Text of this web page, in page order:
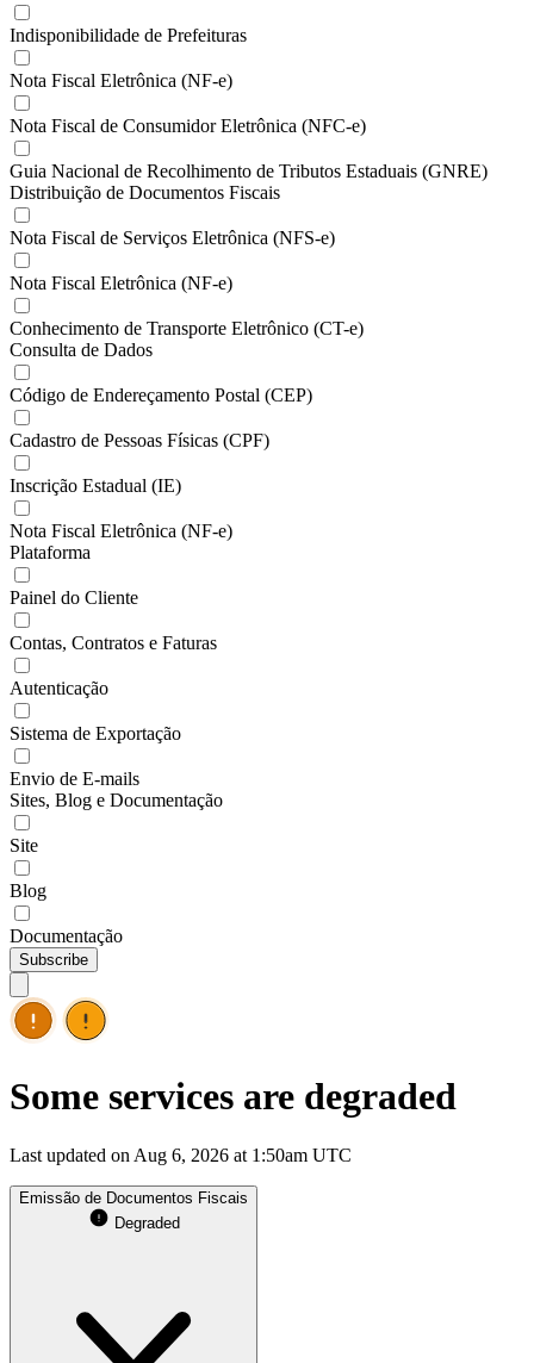
Indisponibilidade de Prefeituras
Nota Fiscal Eletrônica (NF-e)
Nota Fiscal de Consumidor Eletrônica (NFC-e)
Guia Nacional de Recolhimento de Tributos Estaduais (GNRE)
Distribuição de Documentos Fiscais
Nota Fiscal de Serviços Eletrônica (NFS-e)
Nota Fiscal Eletrônica (NF-e)
Conhecimento de Transporte Eletrônico (CT-e)
Consulta de Dados
Código de Endereçamento Postal (CEP)
Cadastro de Pessoas Físicas (CPF)
Inscrição Estadual (IE)
Nota Fiscal Eletrônica (NF-e)
Plataforma
Painel do Cliente
Contas, Contratos e Faturas
Autenticação
Sistema de Exportação
Envio de E-mails
Sites, Blog e Documentação
Site
Blog
Documentação
Subscribe
Some services are degraded
Last updated on Aug 6, 2026 at 1:50am UTC
Emissão de Documentos Fiscais
Degraded